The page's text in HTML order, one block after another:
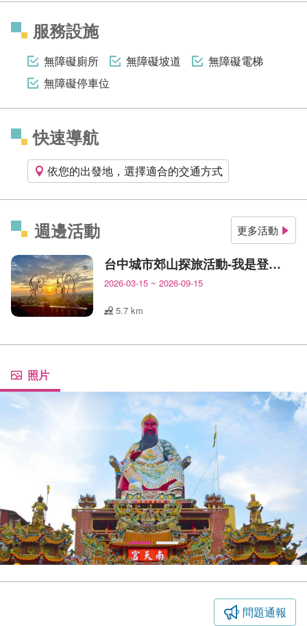
服務設施
無障礙廁所 無障礙坡道
無障礙電梯
無障礙停車位
快速導航
依您的出發地，選擇適合的交通方式
週邊活動 更多活動
台中城市郊山探旅活動-我是登山王
2026-03-15 ~ 2026-09-15
5.7 km
照片
問題通報